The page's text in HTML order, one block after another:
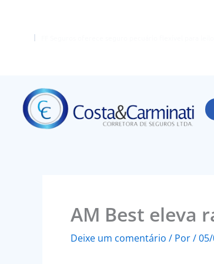
AM Best eleva
Deixe um comentário / Por/